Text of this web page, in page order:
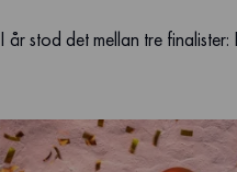
I år stod det mellan tre